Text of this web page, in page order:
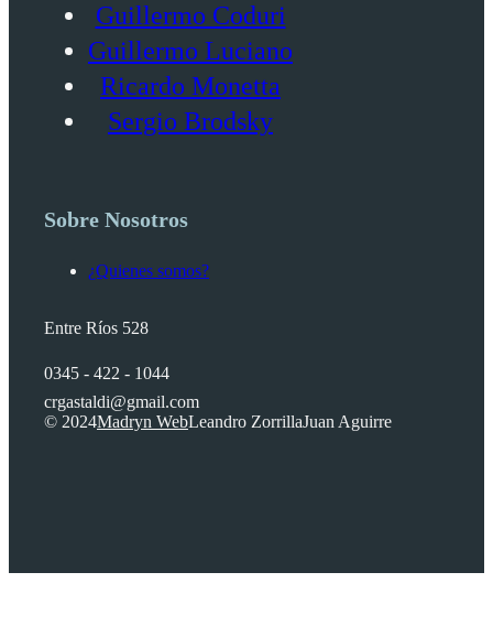
Guillermo Coduri
Guillermo Luciano
Ricardo Monetta
Sergio Brodsky
Sobre Nosotros
¿Quienes somos?
Entre Ríos 528
0345 - 422 - 1044
crgastaldi@gmail.com
© 2024Madryn WebLeandro ZorrillaJuan Aguirre